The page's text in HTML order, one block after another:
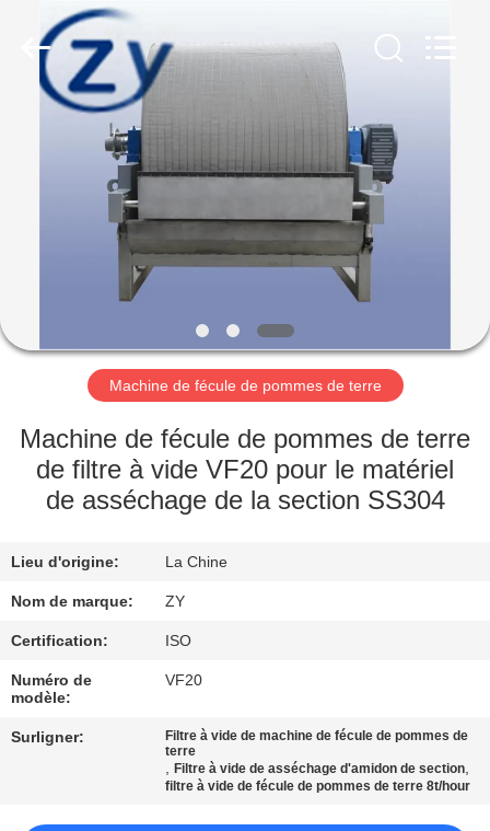
MAISON
PRODUITS
DES
USA
VISITE
D'USINE
DE
QUALITÉ
CONTACTEZ-
NOUS
NOUVELLES
Engineering
Machine de fécule de pommes de terre
Machine de fécule de pommes de terre
de filtre à vide VF20 pour le matériel
de asséchage de la section SS304
Lieu d'origine: La Chine
Nom de marque: ZY
Certification: ISO
Numéro de
modèle:
VF20
Surligner:
Filtre à vide de machine de fécule de pommes de
terre
,Filtre à vide de asséchage d'amidon de section,
filtre à vide de fécule de pommes de terre 8t/hour